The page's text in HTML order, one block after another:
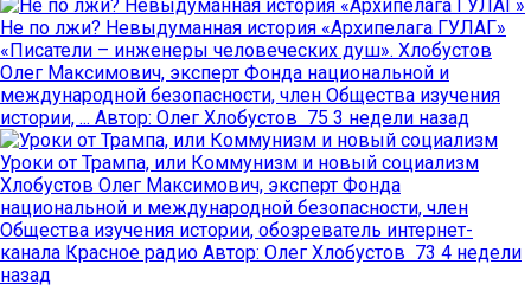
Не по лжи? Невыдуманная история «Архипелага ГУЛАГ»
«Писатели – инженеры человеческих душ». Хлобустов
Олег Максимович, эксперт Фонда национальной и
международной безопасности, член Общества изучения
истории, ... Автор: Олег Хлобустов 75 3 недели назад
Уроки от Трампа, или Коммунизм и новый социализм
Хлобустов Олег Максимович, эксперт Фонда
национальной и международной безопасности, член
Общества изучения истории, обозреватель интернет-
канала Красное радио Автор: Олег Хлобустов 73 4 недели
назад